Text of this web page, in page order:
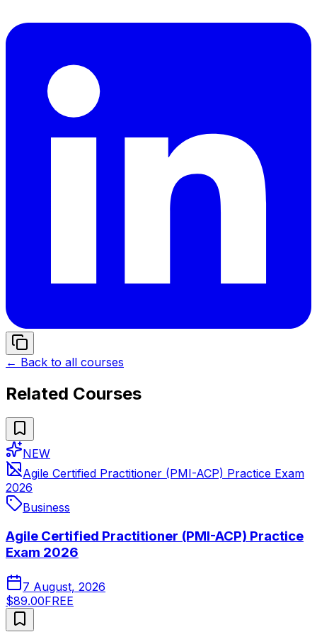
← Back to all courses
Related Courses
NEW
Agile Certified Practitioner (PMI-ACP) Practice Exam
2026
Business
Agile Certified Practitioner (PMI-ACP) Practice
Exam 2026
7 August, 2026
$89.00FREE